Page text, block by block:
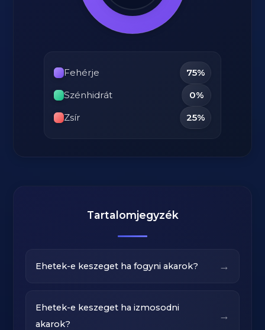
Fehérje
75%
Szénhidrát
0%
Zsír
25%
Tartalomjegyzék
Ehetek-e keszeget ha fogyni akarok? →
Ehetek-e keszeget ha izmosodni
akarok?
→